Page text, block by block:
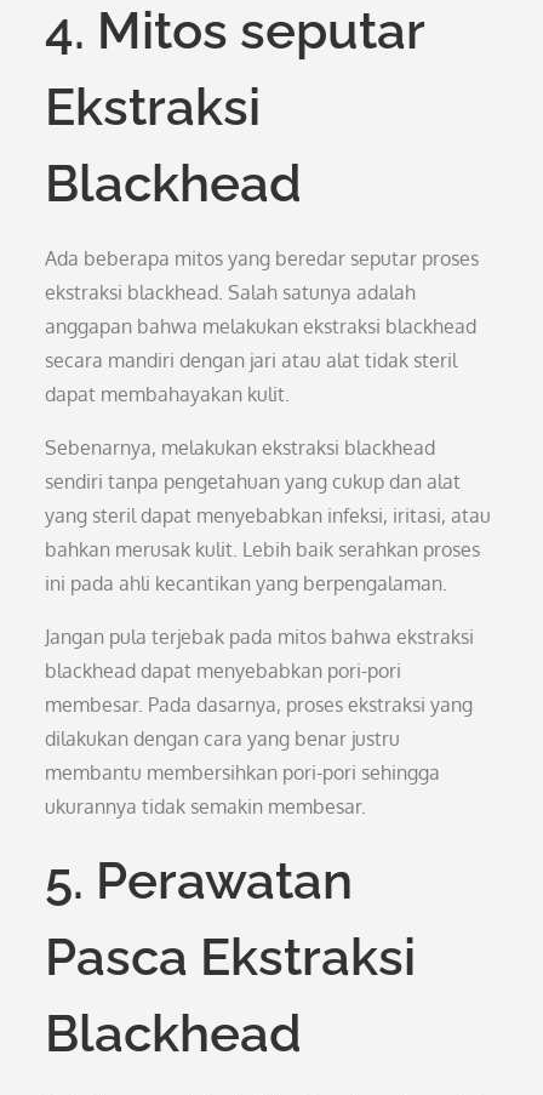
4. Mitos seputar
Ekstraksi
Blackhead
Ada beberapa mitos yang beredar seputar proses
ekstraksi blackhead. Salah satunya adalah
anggapan bahwa melakukan ekstraksi blackhead
secara mandiri dengan jari atau alat tidak steril
dapat membahayakan kulit.
Sebenarnya, melakukan ekstraksi blackhead
sendiri tanpa pengetahuan yang cukup dan alat
yang steril dapat menyebabkan infeksi, iritasi, atau
bahkan merusak kulit. Lebih baik serahkan proses
ini pada ahli kecantikan yang berpengalaman.
Jangan pula terjebak pada mitos bahwa ekstraksi
blackhead dapat menyebabkan pori-pori
membesar. Pada dasarnya, proses ekstraksi yang
dilakukan dengan cara yang benar justru
membantu membersihkan pori-pori sehingga
ukurannya tidak semakin membesar.
5. Perawatan
Pasca Ekstraksi
Blackhead